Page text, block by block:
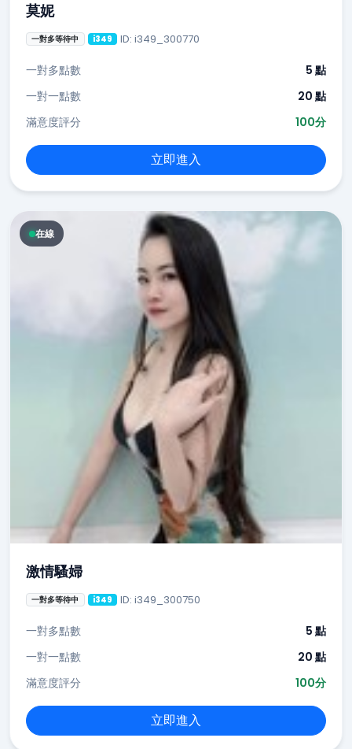
莫妮
一對多等待中 i349 ID: i349_300770
一對多點數
5 點
一對一點數
20 點
滿意度評分
100分
立即進入
在線
激情騷婦
一對多等待中 i349 ID: i349_300750
一對多點數
5 點
一對一點數
20 點
滿意度評分
100分
立即進入